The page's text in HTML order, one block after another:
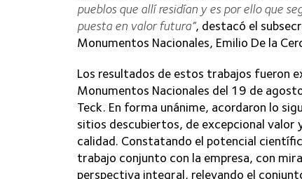
pueblos que allí residían y es por ello que
puesta en valor futura”, destacó el
Monumentos Nacionales, Emilio De la
Los resultados de estos trabajos fueron
Monumentos Nacionales del 19 de
Teck. En forma unánime, acordaron lo
sitios descubiertos, de excepcional
calidad. Constatando el potencial
trabajo conjunto con la empresa, con
perspectiva integral, relevando el